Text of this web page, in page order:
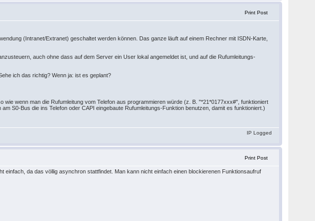
Print Post
(Intranet/Extranet) geschaltet werden können. Das ganze läuft auf einem Rechner mit ISDN-Karte,
auch ohne dass auf dem Server ein User lokal angemeldet ist, und auf die Rufumleitungs-
ich das richtig? Wenn ja: ist es geplant?
wenn man die Rufumleitung vom Telefon aus programmieren würde (z. B. "*21*0177xxx#", funktioniert
S0-Bus die ins Telefon oder CAPI eingebaute Rufumleitungs-Funktion benutzen, damit es funktioniert.)
IP Logged
Print Post
da das völlig asynchron stattfindet. Man kann nicht einfach einen blockierenen Funktionsaufruf